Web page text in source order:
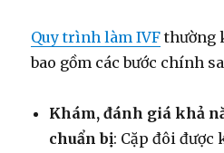
Quy trình làm IVF thường
bao gồm các bước chính
Khám, đánh giá khả
chuẩn bị: Cặp đôi được